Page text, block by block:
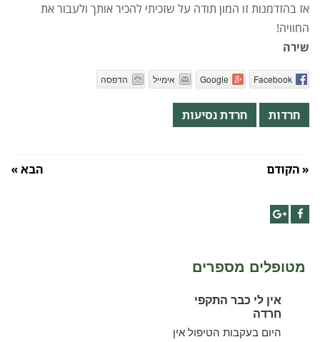
אז בהזדמנות זו המון תודה על שזכיתי להכיר אותך ולעבור את
החוויה!
שירה
Facebook
Google אימייל הדפסה
חרדות חרדת נסיעות
« הקודם הבא »
מטופלים מספרים
אין לי כבר התקפי
חרדה
היום בעקבות הטיפול אין